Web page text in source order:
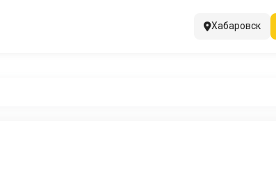
Хабаровск